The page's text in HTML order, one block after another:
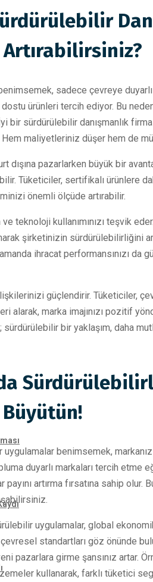
Artırabilirsiniz?
sadece çevreye duyarlı
ürünleri tercih ediyor. Bu
bir sürdürülebilir danışmanlık
maliyetleriniz düşer hem de
pazarlarken büyük bir
Tüketiciler, sertifikalı ürünlere
önemli ölçüde artırabilir.
teknoloji kullanımınızı teşvik
şirketinizin sürdürülebilirliğini
ihracat performansınızı da
güçlendirir. Tüketiciler,
alarak, marka imajınızı pozitif
bir yaklaşım, daha
Büyütün!
uygulamalar benimsemek,
duyarlı markaları tercih etme
artırma fırsatına sahip
uygulamalar, global
standartları göz önünde
pazarlara girme şansınız artar.
kullanarak, farklı tüketici